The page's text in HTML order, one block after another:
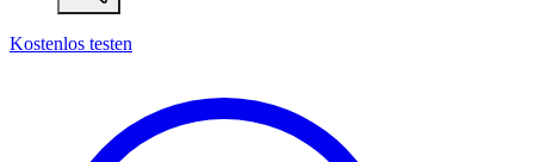
Kostenlos testen